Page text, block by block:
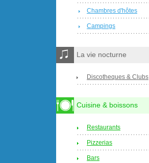
Chambres d'hôtes
Campings
La vie nocturne
Discotheques & Clubs
Cuisine & boissons
Restaurants
Pizzerias
Bars